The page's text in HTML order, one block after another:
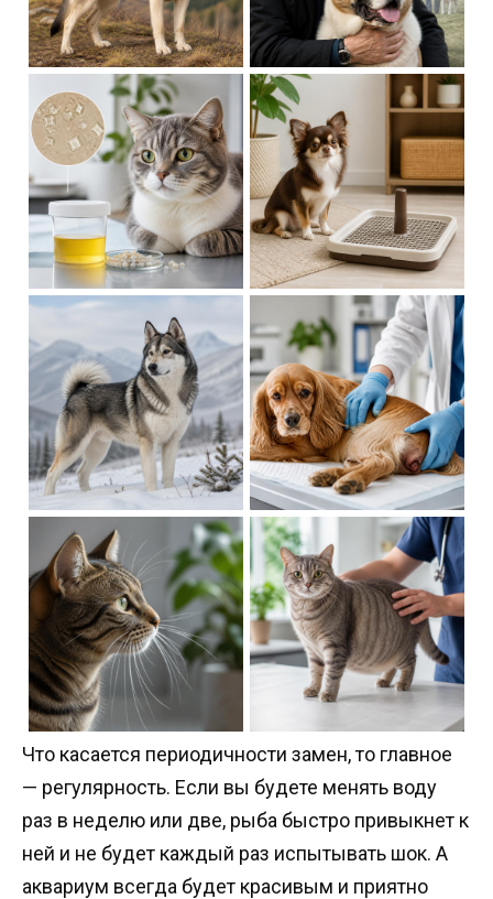
Что касается периодичности замен, то главное
— регулярность. Если вы будете менять воду
раз в неделю или две, рыба быстро привыкнет к
ней и не будет каждый раз испытывать шок. А
аквариум всегда будет красивым и приятно